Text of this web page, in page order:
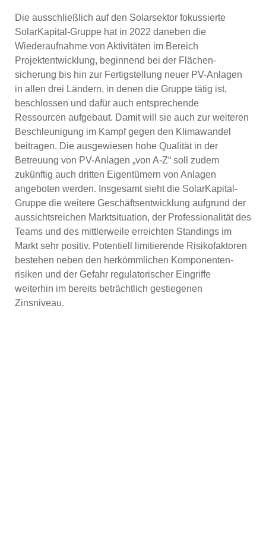
Die ausschließlich auf den Solarsektor fokussierte
SolarKapital-Gruppe hat in 2022 daneben die
Wiederaufnahme von Aktivitäten im Bereich
Projektentwicklung, beginnend bei der Flächen­
sicherung bis hin zur Fertigstellung neuer PV-Anlagen
in allen drei Ländern, in denen die Gruppe tätig ist,
beschlossen und dafür auch entsprechende
Ressourcen aufgebaut. Damit will sie auch zur weiteren
Beschleunigung im Kampf gegen den Klimawandel
beitragen. Die ausgewiesen hohe Qualität in der
Betreuung von PV-Anlagen „von A-Z“ soll zudem
zukünftig auch dritten Eigentümern von Anlagen
angeboten werden. Insgesamt sieht die SolarKapital-
Gruppe die weitere Geschäftsentwicklung aufgrund der
aussichtsreichen Marktsituation, der Professionalität des
Teams und des mittlerweile erreichten Standings im
Markt sehr positiv. Potentiell limitierende Risiko­faktoren
bestehen neben den herkömmlichen Komponenten­
risiken und der Gefahr regulatorischer Eingriffe
weiterhin im bereits beträchtlich gestiegenen
Zinsniveau.